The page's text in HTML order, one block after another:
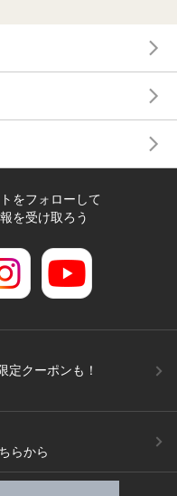
をフォローして
を受け取ろう
定クーポンも！
らから